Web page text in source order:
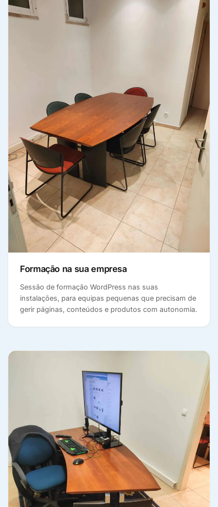
Formação na sua empresa
Sessão de formação WordPress nas suas
instalações, para equipas pequenas que precisam de
gerir páginas, conteúdos e produtos com autonomia.